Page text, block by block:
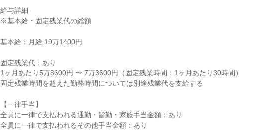
給与詳細
※基本給・固定残業代の総額
基本給：月給 19万1400円
固定残業代：あり
1ヶ月あたり5万8600円 〜 7万3600円（固定残業時間：1ヶ月あたり30時間）
固定残業時間を超えた勤務時間については別途残業代を支給する
【一律手当】
全員に一律で支払われる通勤・皆勤・家族手当金額：あり
全員に一律で支払われるその他手当金額：あり